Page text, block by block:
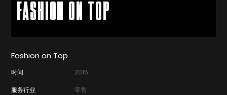
FASHION ON TOP
Fashion on Top
时间 2015
服务行业 零售